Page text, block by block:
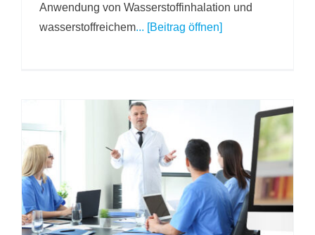
Anwendung von Wasserstoffinhalation und
wasserstoffreichem... [Beitrag öffnen]